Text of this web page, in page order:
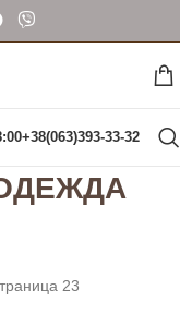
+38(063)393-33-32
23